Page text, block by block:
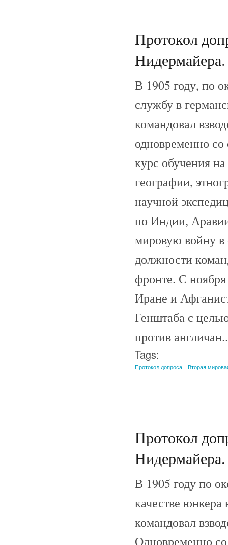
Протокол
Нидермайера.
В 1905 году, по
службу в
командовал
одновременно
курс обучения
географии,
научной
по Индии,
мировую войну в
должности
фронте. С
Иране и
Генштаба с
против
Tags:
Протокол допроса Вторая
Протокол
Нидермайера.
В 1905 году по
качестве
командовал
Одновременно